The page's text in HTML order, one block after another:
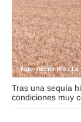
Tras una sequía
condiciones muy
Foto: Héctor Río / La